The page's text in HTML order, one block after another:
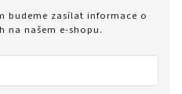
budeme zasílat informace o
na našem e-shopu.